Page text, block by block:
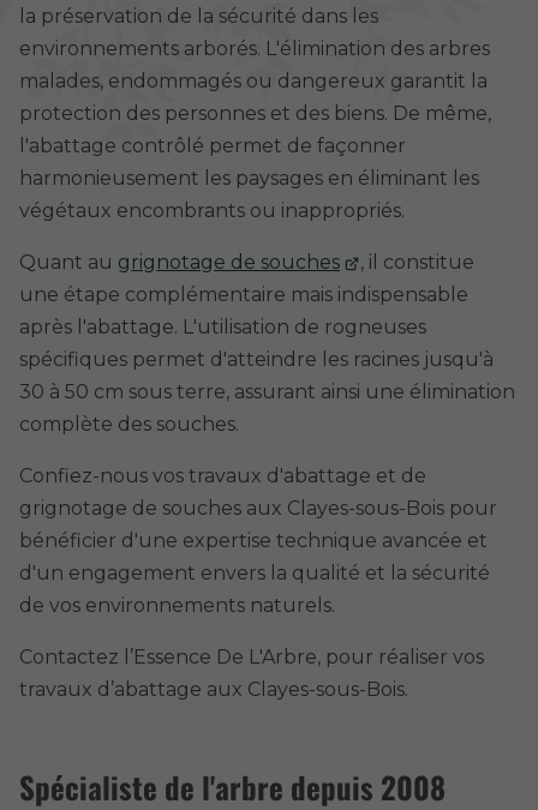
la préservation de la sécurité dans les
environnements arborés. L'élimination des arbres
malades, endommagés ou dangereux garantit la
protection des personnes et des biens. De même,
l'abattage contrôlé permet de façonner
harmonieusement les paysages en éliminant les
végétaux encombrants ou inappropriés.
Quant au grignotage de souches
, il constitue
une étape complémentaire mais indispensable
après l'abattage. L'utilisation de rogneuses
spécifiques permet d'atteindre les racines jusqu'à
30 à 50 cm sous terre, assurant ainsi une élimination
complète des souches.
Confiez-nous vos travaux d'abattage et de
grignotage de souches aux Clayes-sous-Bois pour
bénéficier d'une expertise technique avancée et
d'un engagement envers la qualité et la sécurité
de vos environnements naturels.
Contactez l’Essence De L'Arbre, pour réaliser vos
travaux d’abattage aux Clayes-sous-Bois.
Spécialiste de l'arbre depuis 2008